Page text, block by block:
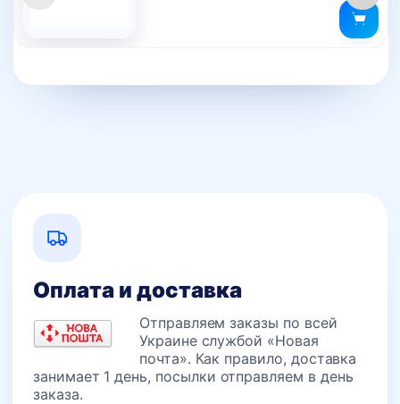
Оплата и доставка
Отправляем заказы по всей
Украине службой «Новая
почта». Как правило, доставка
занимает 1 день, посылки отправляем в день
заказа.